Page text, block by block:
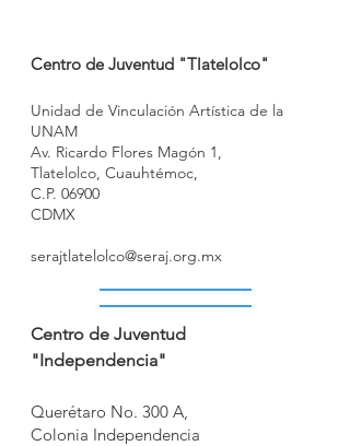
Centro de Juventud "Tlatelolco"
Unidad de Vinculación Artística de la
UNAM
Av. Ricardo Flores Magón 1,
Tlatelolco, Cuauhtémoc,
C.P. 06900
CDMX
serajtlatelolco@seraj.org.mx
Centro de Juventud
"Independencia"
Querétaro No. 300 A,
Colonia Independencia